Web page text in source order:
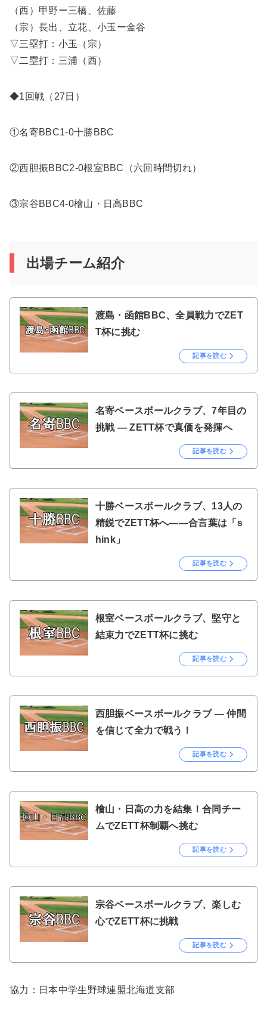
（西）甲野ー三橋、佐藤
（宗）長出、立花、小玉ー金谷
▽三塁打：小玉（宗）
▽二塁打：三浦（西）
◆1回戦（27日）
①名寄BBC1-0十勝BBC
②西胆振BBC2-0根室BBC（六回時間切れ）
③宗谷BBC4-0檜山・日高BBC
出場チーム紹介
渡島・函館BBC、全員戦力でZET
T杯に挑む
記事を読む
名寄ベースボールクラブ、7年目の
挑戦 ― ZETT杯で真価を発揮へ
記事を読む
十勝ベースボールクラブ、13人の
精鋭でZETT杯へ――合言葉は「s
hink」
記事を読む
根室ベースボールクラブ、堅守と
結束力でZETT杯に挑む
記事を読む
西胆振ベースボールクラブ ― 仲間
を信じて全力で戦う！
記事を読む
檜山・日高の力を結集！合同チー
ムでZETT杯制覇へ挑む
記事を読む
宗谷ベースボールクラブ、楽しむ
心でZETT杯に挑戦
記事を読む
協力：日本中学生野球連盟北海道支部